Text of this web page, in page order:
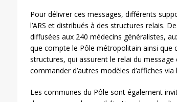
Pour délivrer ces messages, différents
l’ARS et distribués à des structures relais.
diffusées aux 240 médecins généralistes,
que compte le Pôle métropolitain ainsi que
structures, qui assurent le relai du
commander d’autres modèles d’affiches
Les communes du Pôle sont également